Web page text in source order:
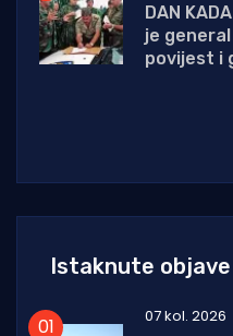
DAN
je
povijest i
Istaknute objave
07 kol. 2026